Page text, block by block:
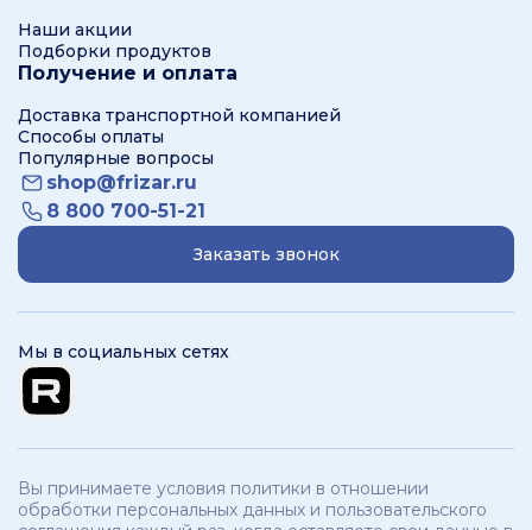
Наши акции
Подборки продуктов
Получение и оплата
Доставка транспортной компанией
Способы оплаты
Популярные вопросы
shop@frizar.ru
8 800 700-51-21
Заказать звонок
Мы в социальных сетях
Вы принимаете условия политики в отношении
обработки персональных данных и пользовательского